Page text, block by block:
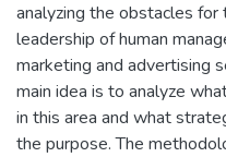
analyzing the obstacles
leadership of human
marketing and advertising
main idea is to analyze
in this area and what
the purpose. The